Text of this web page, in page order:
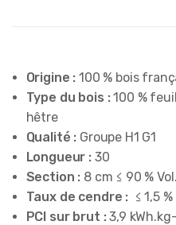
Origine : 100 % bois
Type du bois : 100 %
hêtre
Qualité : Groupe H1 G1
Longueur : 30
Section : 8 cm ≤ 90 %
Taux de cendre : ≤ 1,5 %
PCI sur brut : 3,9